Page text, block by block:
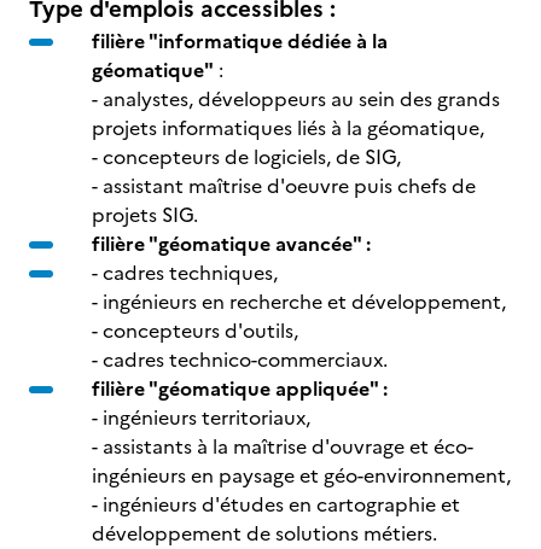
Type d'emplois accessibles :
filière "informatique dédiée à la
géomatique" :
- analystes, développeurs au sein des grands
projets informatiques liés à la géomatique,
- concepteurs de logiciels, de SIG,
- assistant maîtrise d'oeuvre puis chefs de
projets SIG.
filière "géomatique avancée" :
- cadres techniques,
- ingénieurs en recherche et développement,
- concepteurs d'outils,
- cadres technico-commerciaux.
filière "géomatique appliquée" :
- ingénieurs territoriaux,
- assistants à la maîtrise d'ouvrage et éco-
ingénieurs en paysage et géo-environnement,
- ingénieurs d'études en cartographie et
développement de solutions métiers.